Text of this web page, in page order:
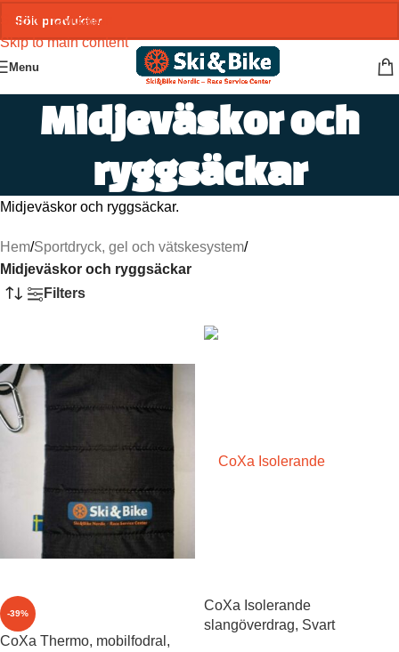
Skip to navigation
Skip to main content
Menu
Midjeväskor och
ryggsäckar
Midjeväskor och ryggsäckar.
Hem/Sportdryck, gel och vätskesystem/
Midjeväskor och ryggsäckar
Filters
-39%
CoXa Thermo, mobilfodral,
CoXa Isolerande
slangöverdrag, Svart